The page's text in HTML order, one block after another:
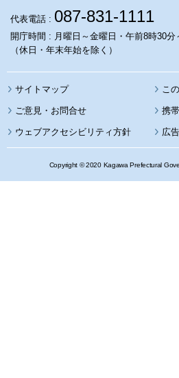
代表電話 : 087-831-1111
開庁時間 : 月曜日～金曜日・午前8時30分
（休日・年末年始を除く）
サイトマップ こ
携
ウェブアクセシビリティ方針 広
Copyright © 2020 Kagawa Prefectural